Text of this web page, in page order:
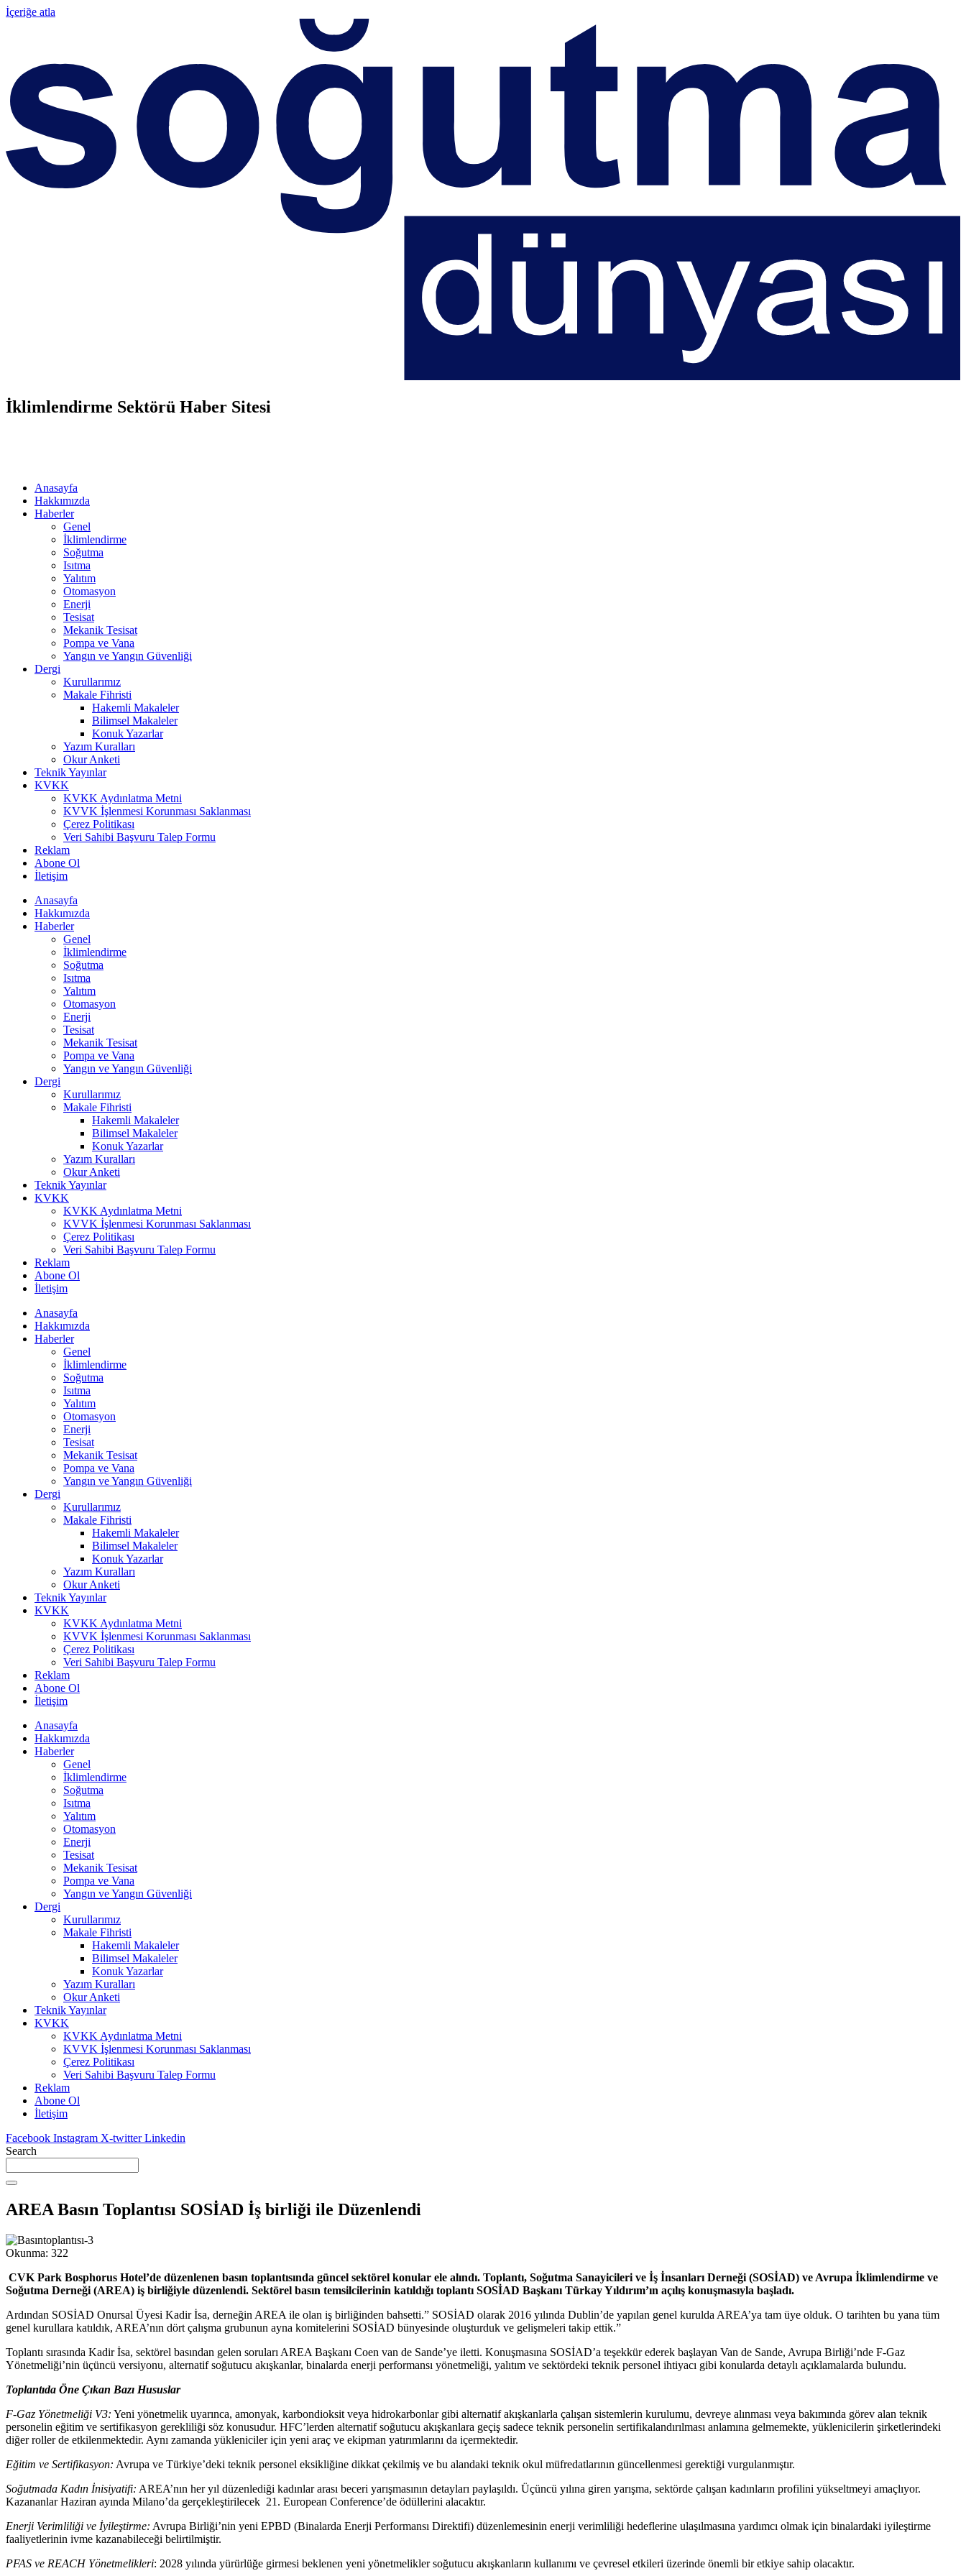
İçeriğe atla
İklimlendirme Sektörü Haber Sitesi
Anasayfa
Hakkımızda
Haberler
Genel
İklimlendirme
Soğutma
Isıtma
Yalıtım
Otomasyon
Enerji
Tesisat
Mekanik Tesisat
Pompa ve Vana
Yangın ve Yangın Güvenliği
Dergi
Kurullarımız
Makale Fihristi
Hakemli Makaleler
Bilimsel Makaleler
Konuk Yazarlar
Yazım Kuralları
Okur Anketi
Teknik Yayınlar
KVKK
KVKK Aydınlatma Metni
KVVK İşlenmesi Korunması Saklanması
Çerez Politikası
Veri Sahibi Başvuru Talep Formu
Reklam
Abone Ol
İletişim
Anasayfa
Hakkımızda
Haberler
Genel
İklimlendirme
Soğutma
Isıtma
Yalıtım
Otomasyon
Enerji
Tesisat
Mekanik Tesisat
Pompa ve Vana
Yangın ve Yangın Güvenliği
Dergi
Kurullarımız
Makale Fihristi
Hakemli Makaleler
Bilimsel Makaleler
Konuk Yazarlar
Yazım Kuralları
Okur Anketi
Teknik Yayınlar
KVKK
KVKK Aydınlatma Metni
KVVK İşlenmesi Korunması Saklanması
Çerez Politikası
Veri Sahibi Başvuru Talep Formu
Reklam
Abone Ol
İletişim
Anasayfa
Hakkımızda
Haberler
Genel
İklimlendirme
Soğutma
Isıtma
Yalıtım
Otomasyon
Enerji
Tesisat
Mekanik Tesisat
Pompa ve Vana
Yangın ve Yangın Güvenliği
Dergi
Kurullarımız
Makale Fihristi
Hakemli Makaleler
Bilimsel Makaleler
Konuk Yazarlar
Yazım Kuralları
Okur Anketi
Teknik Yayınlar
KVKK
KVKK Aydınlatma Metni
KVVK İşlenmesi Korunması Saklanması
Çerez Politikası
Veri Sahibi Başvuru Talep Formu
Reklam
Abone Ol
İletişim
Anasayfa
Hakkımızda
Haberler
Genel
İklimlendirme
Soğutma
Isıtma
Yalıtım
Otomasyon
Enerji
Tesisat
Mekanik Tesisat
Pompa ve Vana
Yangın ve Yangın Güvenliği
Dergi
Kurullarımız
Makale Fihristi
Hakemli Makaleler
Bilimsel Makaleler
Konuk Yazarlar
Yazım Kuralları
Okur Anketi
Teknik Yayınlar
KVKK
KVKK Aydınlatma Metni
KVVK İşlenmesi Korunması Saklanması
Çerez Politikası
Veri Sahibi Başvuru Talep Formu
Reklam
Abone Ol
İletişim
Facebook Instagram X-twitter Linkedin
Search
AREA Basın Toplantısı SOSİAD İş birliği ile Düzenlendi
Okunma: 322
CVK Park Bosphorus Hotel’de düzenlenen basın toplantısında güncel sektörel konular ele alındı. Toplantı, Soğutma Sanayicileri ve İş İnsanları Derneği (SOSİAD) ve Avrupa İklimlendirme ve
Soğutma Derneği (AREA) iş birliğiyle düzenlendi. Sektörel basın temsilcilerinin katıldığı toplantı SOSİAD Başkanı Türkay Yıldırım’ın açılış konuşmasıyla başladı.
Ardından SOSİAD Onursal Üyesi Kadir İsa, derneğin AREA ile olan iş birliğinden bahsetti.” SOSİAD olarak 2016 yılında Dublin’de yapılan genel kurulda AREA’ya tam üye olduk. O tarihten bu yana tüm
genel kurullara katıldık, AREA’nın dört çalışma grubunun ayna komitelerini SOSİAD bünyesinde oluşturduk ve gelişmeleri takip ettik.”
Toplantı sırasında Kadir İsa, sektörel basından gelen soruları AREA Başkanı Coen van de Sande’ye iletti. Konuşmasına SOSİAD’a teşekkür ederek başlayan Van de Sande, Avrupa Birliği’nde F-Gaz
Yönetmeliği’nin üçüncü versiyonu, alternatif soğutucu akışkanlar, binalarda enerji performansı yönetmeliği, yalıtım ve sektördeki teknik personel ihtiyacı gibi konularda detaylı açıklamalarda bulundu.
Toplantıda Öne Çıkan Bazı Hususlar
F-Gaz Yönetmeliği V3: Yeni yönetmelik uyarınca, amonyak, karbondioksit veya hidrokarbonlar gibi alternatif akışkanlarla çalışan sistemlerin kurulumu, devreye alınması veya bakımında görev alan teknik
personelin eğitim ve sertifikasyon gerekliliği söz konusudur. HFC’lerden alternatif soğutucu akışkanlara geçiş sadece teknik personelin sertifikalandırılması anlamına gelmemekte, yüklenicilerin şirketlerindeki
diğer roller de etkilenmektedir. Aynı zamanda yükleniciler için yeni araç ve ekipman yatırımlarını da içermektedir.
Eğitim ve Sertifikasyon: Avrupa ve Türkiye’deki teknik personel eksikliğine dikkat çekilmiş ve bu alandaki teknik okul müfredatlarının güncellenmesi gerektiği vurgulanmıştır.
Soğutmada Kadın İnisiyatifi: AREA’nın her yıl düzenlediği kadınlar arası beceri yarışmasının detayları paylaşıldı. Üçüncü yılına giren yarışma, sektörde çalışan kadınların profilini yükseltmeyi amaçlıyor.
Kazananlar Haziran ayında Milano’da gerçekleştirilecek 21. European Conference’de ödüllerini alacaktır.
Enerji Verimliliği ve İyileştirme: Avrupa Birliği’nin yeni EPBD (Binalarda Enerji Performansı Direktifi) düzenlemesinin enerji verimliliği hedeflerine ulaşılmasına yardımcı olmak için binalardaki iyileştirme
faaliyetlerinin ivme kazanabileceği belirtilmiştir.
PFAS ve REACH Yönetmelikleri: 2028 yılında yürürlüğe girmesi beklenen yeni yönetmelikler soğutucu akışkanların kullanımı ve çevresel etkileri üzerinde önemli bir etkiye sahip olacaktır.